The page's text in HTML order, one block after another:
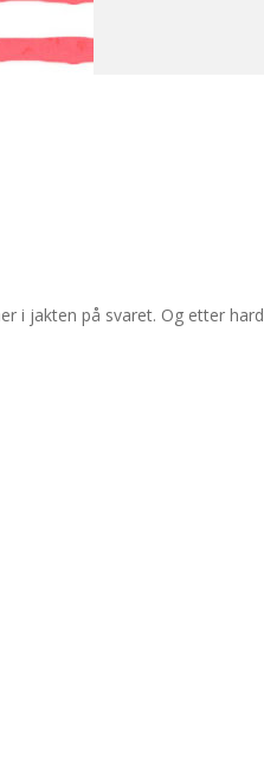
i jakten på svaret. Og etter hard